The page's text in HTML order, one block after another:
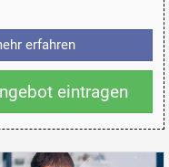
erfahren
eintragen